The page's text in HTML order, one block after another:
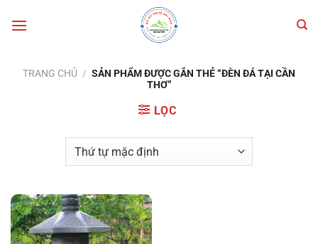
qua
TRANG CHỦ / SẢN PHẨM ĐƯỢC GẮN THẺ “ĐÈN ĐÁ TẠI CẦN
THƠ”
LỌC